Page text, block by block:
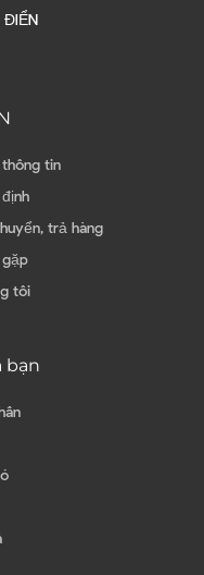
tin
trả hàng
tôi
bạn